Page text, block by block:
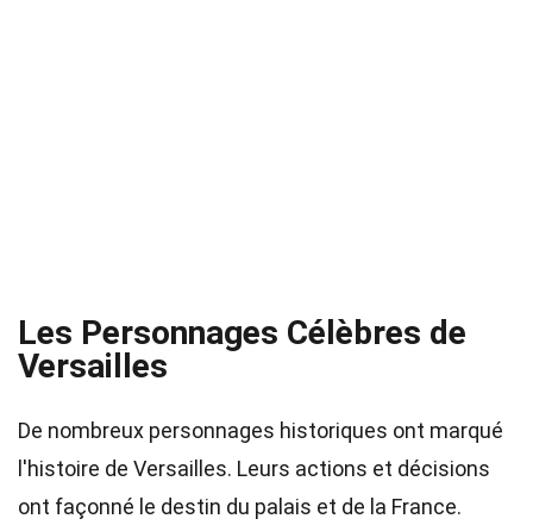
Les Personnages Célèbres de
Versailles
De nombreux personnages historiques ont marqué
l'histoire de Versailles. Leurs actions et décisions
ont façonné le destin du palais et de la France.